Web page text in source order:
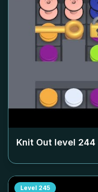
Knit Out level 244
Level 245